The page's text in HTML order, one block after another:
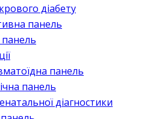
діабету
панель
панель
панель
діагностики